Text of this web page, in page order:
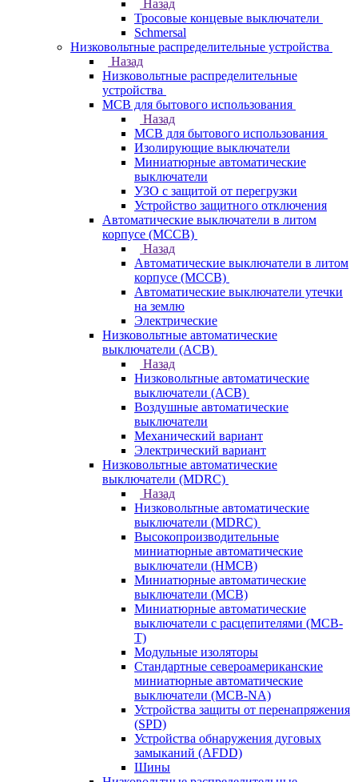
Назад
Тросовые концевые выключатели
Schmersal
Низковольтные распределительные устройства
Назад
Низковольтные распределительные
устройства
MCB для бытового использования
Назад
MCB для бытового использования
Изолирующие выключатели
Миниатюрные автоматические
выключатели
УЗО с защитой от перегрузки
Устройство защитного отключения
Автоматические выключатели в литом
корпусе (MCCB)
Назад
Автоматические выключатели в литом
корпусе (MCCB)
Автоматические выключатели утечки
на землю
Электрические
Низковольтные автоматические
выключатели (ACB)
Назад
Низковольтные автоматические
выключатели (ACB)
Воздушные автоматические
выключатели
Механический вариант
Электрический вариант
Низковольтные автоматические
выключатели (MDRC)
Назад
Низковольтные автоматические
выключатели (MDRC)
Высокопроизводительные
миниатюрные автоматические
выключатели (HMCB)
Миниатюрные автоматические
выключатели (MCB)
Миниатюрные автоматические
выключатели с расцепителями (MCB-
T)
Модульные изоляторы
Стандартные североамериканские
миниатюрные автоматические
выключатели (MCB-NA)
Устройства защиты от перенапряжения
(SPD)
Устройства обнаружения дуговых
замыканий (AFDD)
Шины